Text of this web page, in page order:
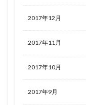
2017年12月
2017年11月
2017年10月
2017年9月